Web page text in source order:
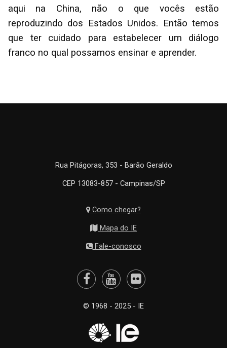
aqui na China, não o que vocês estão
reproduzindo dos Estados Unidos. Então temos
que ter cuidado para estabelecer um diálogo
franco no qual possamos ensinar e aprender.
Rua Pitágoras, 353 - Barão Geraldo
CEP 13083-857 - Campinas/SP
Como chegar?
Mapa do IE
Fale-conosco
© 1968 - 2025 - IE